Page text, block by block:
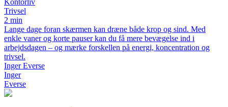
Trivsel
2 min
Lange dage foran skærmen kan dræne både krop og sind. Med
enkle vaner og korte pauser kan du få mere bevægelse ind i
arbejdsdagen – og mærke forskellen på energi, koncentration og
trivsel.
Inger Everse
Inger
Everse